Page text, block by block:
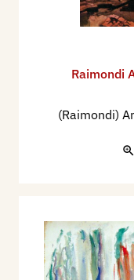
Raimondi
(Raimondi)